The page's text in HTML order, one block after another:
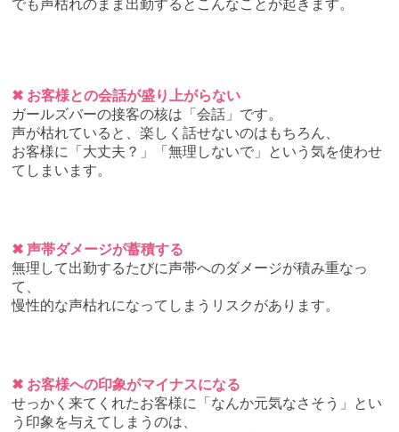
でも声枯れのまま出勤するとこんなことが起きます。
✖ お客様との会話が盛り上がらない
ガールズバーの接客の核は「会話」です。
声が枯れていると、楽しく話せないのはもちろん、
お客様に「大丈夫？」「無理しないで」という気を使わせ
てしまいます。
✖ 声帯ダメージが蓄積する
無理して出勤するたびに声帯へのダメージが積み重なっ
て、
慢性的な声枯れになってしまうリスクがあります。
✖ お客様への印象がマイナスになる
せっかく来てくれたお客様に「なんか元気なさそう」とい
う印象を与えてしまうのは、